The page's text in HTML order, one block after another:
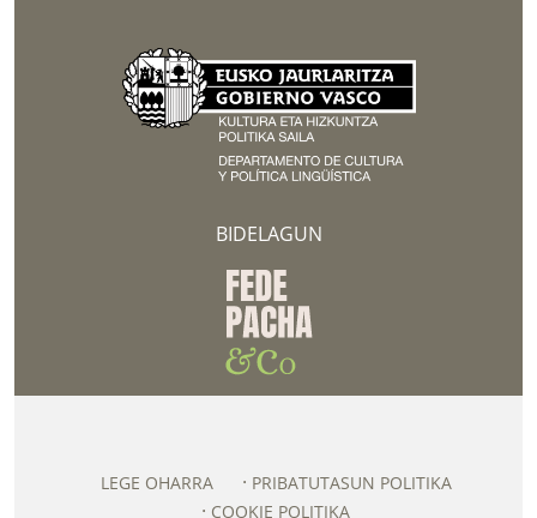
BIDELAGUN
LEGE OHARRA
PRIBATUTASUN POLITIKA
COOKIE POLITIKA